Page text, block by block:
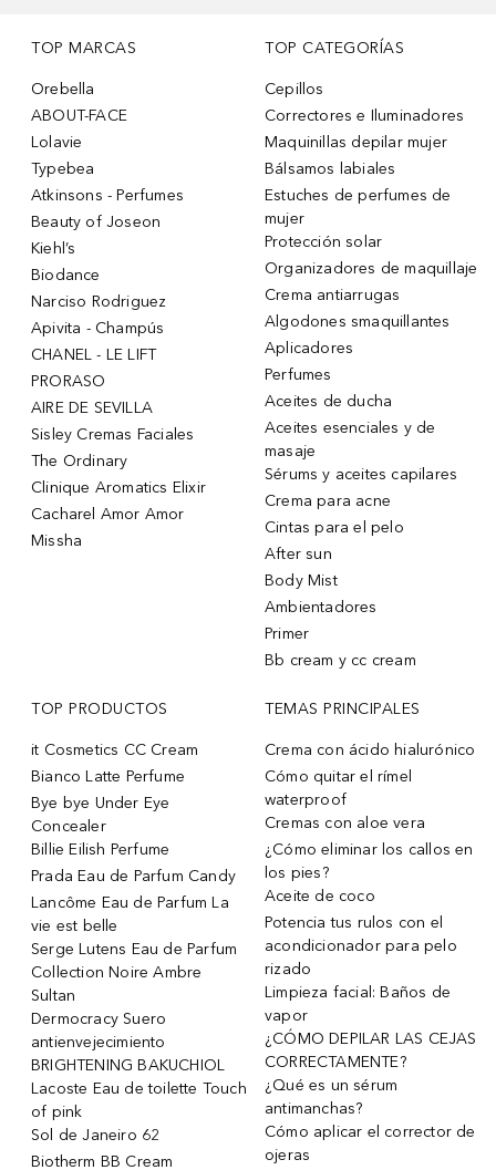
TOP MARCAS
Orebella
ABOUT-FACE
Lolavie
Typebea
Atkinsons - Perfumes
Beauty of Joseon
Kiehl’s
Biodance
Narciso Rodriguez
Apivita - Champús
CHANEL - LE LIFT
PRORASO
AIRE DE SEVILLA
Sisley Cremas Faciales
The Ordinary
Clinique Aromatics Elixir
Cacharel Amor Amor
Missha
TOP CATEGORÍAS
Cepillos
Correctores e Iluminadores
Maquinillas depilar mujer
Bálsamos labiales
Estuches de perfumes de
mujer
Protección solar
Organizadores de maquillaje
Crema antiarrugas
Algodones smaquillantes
Aplicadores
Perfumes
Aceites de ducha
Aceites esenciales y de
masaje
Sérums y aceites capilares
Crema para acne
Cintas para el pelo
After sun
Body Mist
Ambientadores
Primer
Bb cream y cc cream
TOP PRODUCTOS
it Cosmetics CC Cream
Bianco Latte Perfume
Bye bye Under Eye
Concealer
Billie Eilish Perfume
Prada Eau de Parfum Candy
Lancôme Eau de Parfum La
vie est belle
Serge Lutens Eau de Parfum
Collection Noire Ambre
Sultan
Dermocracy Suero
antienvejecimiento
BRIGHTENING BAKUCHIOL
Lacoste Eau de toilette Touch
of pink
Sol de Janeiro 62
Biotherm BB Cream
TEMAS PRINCIPALES
Crema con ácido hialurónico
Cómo quitar el rímel
waterproof
Cremas con aloe vera
¿Cómo eliminar los callos en
los pies?
Aceite de coco
Potencia tus rulos con el
acondicionador para pelo
rizado
Limpieza facial: Baños de
vapor
¿CÓMO DEPILAR LAS CEJAS
CORRECTAMENTE?
¿Qué es un sérum
antimanchas?
Cómo aplicar el corrector de
ojeras